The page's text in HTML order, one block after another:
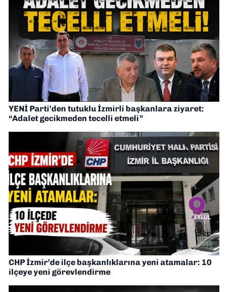
YENİ Parti’den tutuklu İzmirli başkanlara ziyaret:
“Adalet gecikmeden tecelli etmeli”
CHP İzmir’de ilçe başkanlıklarına yeni atamalar: 10
ilçeye yeni görevlendirme